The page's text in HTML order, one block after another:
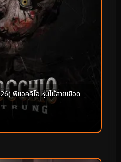
พินอคคิโอ หุ่นไม้สายเชือด